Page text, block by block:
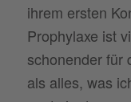
ihrem ersten
Prophylaxe ist
schonender für
als alles, was